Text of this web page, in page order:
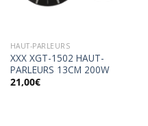
HAUT-PARLEURS
XXX XGT-1502 HAUT-
PARLEURS 13CM 200W
21,00€